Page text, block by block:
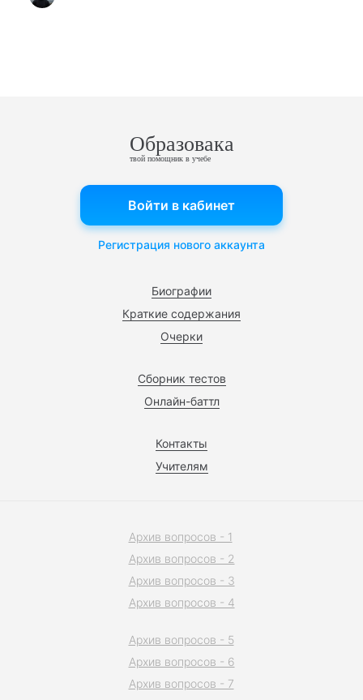
Образовака
твой помощник в учебе
Биографии
Краткие содержания
Очерки
Сборник тестов
Онлайн-баттл
Контакты
Учителям
Войти в кабинет
Регистрация нового аккаунта
Архив вопросов - 1
Архив вопросов - 2
Архив вопросов - 3
Архив вопросов - 4
Архив вопросов - 5
Архив вопросов - 6
Архив вопросов - 7